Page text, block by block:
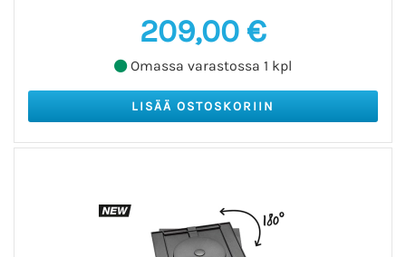
209,00 €
Omassa varastossa 1 kpl